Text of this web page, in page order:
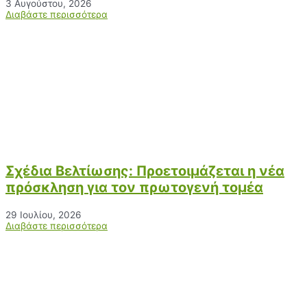
3 Αυγούστου, 2026
Διαβάστε περισσότερα
Σχέδια Βελτίωσης: Προετοιμάζεται η νέα
πρόσκληση για τον πρωτογενή τομέα
29 Ιουλίου, 2026
Διαβάστε περισσότερα